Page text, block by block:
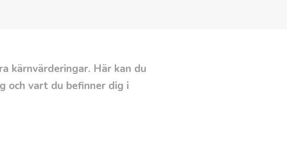
kärnvärderingar. Här kan du
och vart du befinner dig i